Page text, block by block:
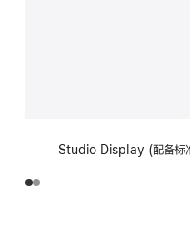
Studio Display (配备标